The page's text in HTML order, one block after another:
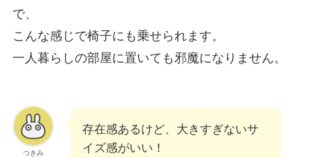
で、
こんな感じで椅子にも乗せられます。
一人暮らしの部屋に置いても邪魔になりません。
つきみ
存在感あるけど、大きすぎないサ
イズ感がいい！